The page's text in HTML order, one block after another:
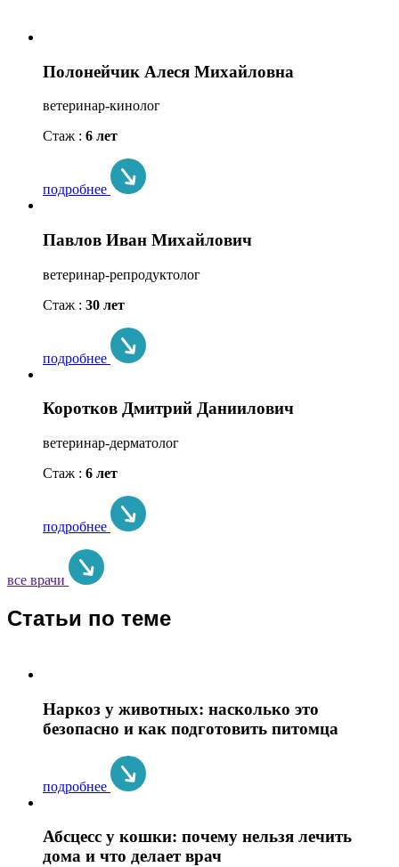
Полонейчик Алеся Михайловна
ветеринар-кинолог
Стаж : 6 лет
подробнее
Павлов Иван Михайлович
ветеринар-репродуктолог
Стаж : 30 лет
подробнее
Коротков Дмитрий Даниилович
ветеринар-дерматолог
Стаж : 6 лет
подробнее
все врачи
Статьи по теме
Наркоз у животных: насколько это
безопасно и как подготовить питомца
подробнее
Абсцесс у кошки: почему нельзя лечить
дома и что делает врач